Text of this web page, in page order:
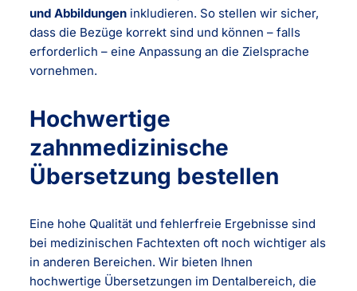
und Abbildungen inkludieren. So stellen wir sicher,
dass die Bezüge korrekt sind und können – falls
erforderlich – eine Anpassung an die Zielsprache
vornehmen.
Hochwertige
zahnmedizinische
Übersetzung bestellen
Eine hohe Qualität und fehlerfreie Ergebnisse sind
bei medizinischen Fachtexten oft noch wichtiger als
in anderen Bereichen. Wir bieten Ihnen
hochwertige Übersetzungen im Dentalbereich, die